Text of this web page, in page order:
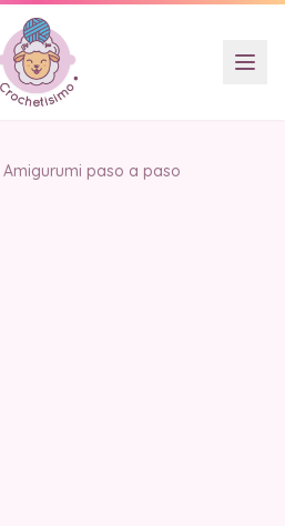
Amigurumi paso a paso